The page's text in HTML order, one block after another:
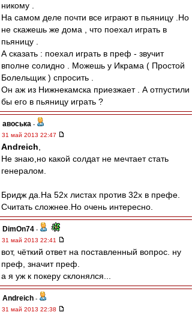
никому .
На самом деле почти все играют в пьяницу .Но
не скажешь же дома , что поехал играть в
пьяницу .
А сказать : поехал играть в преф - звучит
вполне солидно . Можешь у Икрама ( Простой
Болельщик ) спросить .
Он аж из Нижнекамска приезжает . А отпустили
бы его в пьяницу играть ?
авоська -
31 май 2013 22:47
Andreich
Не знаю,но какой солдат не мечтает стать
генералом.
Бридж да.На 52х листах против 32х в префе.
Считать сложнее.Но очень интересно.
DimOn74 -
31 май 2013 22:41
вот, чёткий ответ на поставленный вопрос. ну
преф, значит преф.
а я уж к покеру склонялся...
Andreich -
31 май 2013 22:38